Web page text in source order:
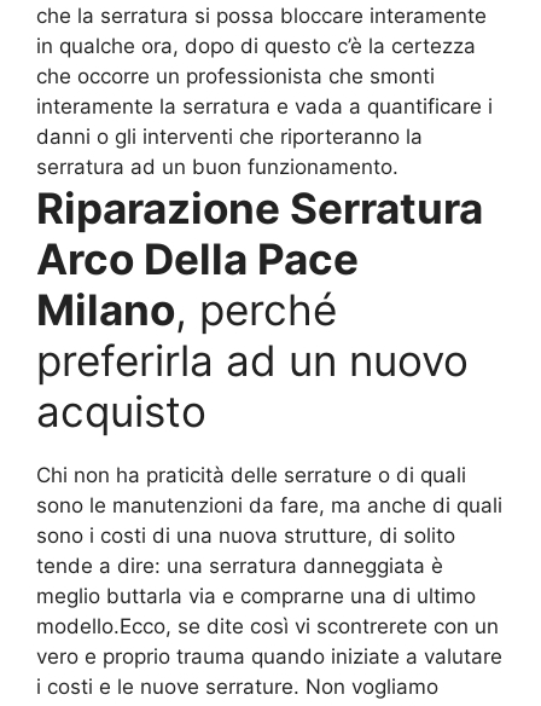
che la serratura si possa bloccare interamente
in qualche ora, dopo di questo c’è la certezza
che occorre un professionista che smonti
interamente la serratura e vada a quantificare i
danni o gli interventi che riporteranno la
serratura ad un buon funzionamento.
Riparazione Serratura
Arco Della Pace
Milano, perché
preferirla ad un nuovo
acquisto
Chi non ha praticità delle serrature o di quali
sono le manutenzioni da fare, ma anche di quali
sono i costi di una nuova strutture, di solito
tende a dire: una serratura danneggiata è
meglio buttarla via e comprarne una di ultimo
modello.Ecco, se dite così vi scontrerete con un
vero e proprio trauma quando iniziate a valutare
i costi e le nuove serrature. Non vogliamo